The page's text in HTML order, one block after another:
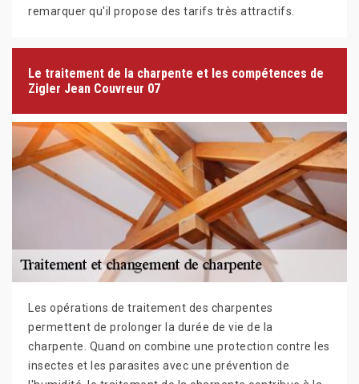
remarquer qu'il propose des tarifs très attractifs.
Le traitement de la charpente et les compétences de
Zigler Jean Couvreur 07
Les opérations de traitement des charpentes
permettent de prolonger la durée de vie de la
charpente. Quand on combine une protection contre les
insectes et les parasites avec une prévention de